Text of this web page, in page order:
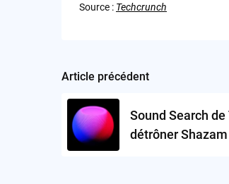
Source : Techcrunch
Post
navigation
Article précédent
Sound Search
détrôner